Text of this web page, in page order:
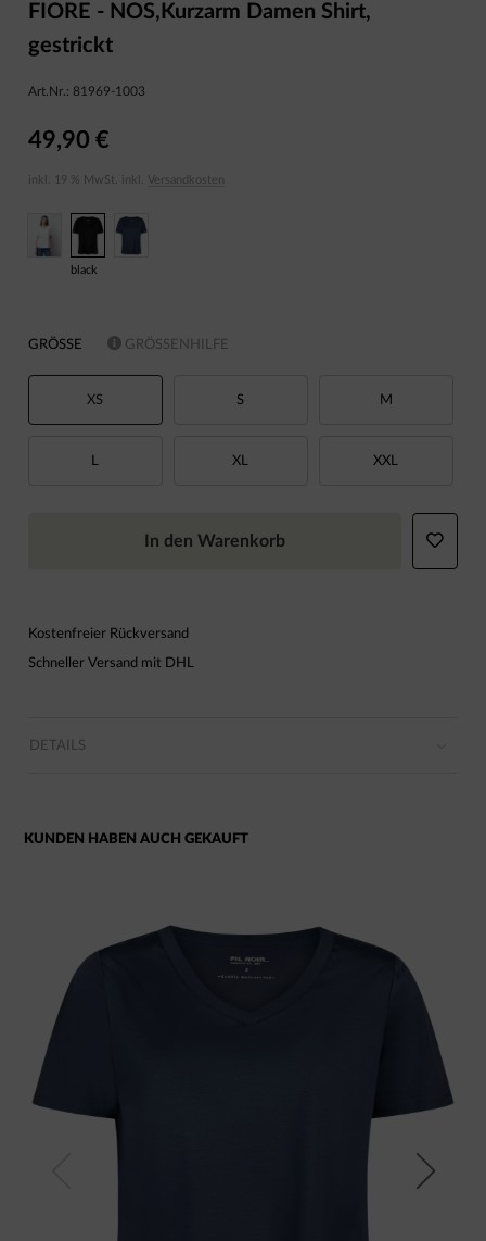
FIORE - NOS,Kurzarm Damen Shirt,
gestrickt
Art.Nr.: 81969-1003
49,90 €
inkl. 19 % MwSt. inkl. Versandkosten
black
GRÖSSE GRÖSSENHILFE
XS S M
L XL XXL
In den Warenkorb
Kostenfreier Rückversand
Schneller Versand mit DHL
DETAILS
KUNDEN HABEN AUCH GEKAUFT
Next